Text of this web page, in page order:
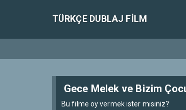
TÜRKÇE DUBLAJ FILM
Gece Melek ve Bizim
Bu filme oy vermek ister misiniz?